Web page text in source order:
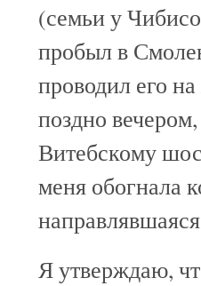
(семьи у
пробыл в
проводил его
поздно
Витебскому
меня обогнала
Я утверждаю,